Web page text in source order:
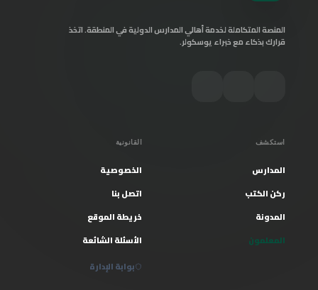
المنصة المتكاملة لخدمة أهالي المدارس الدولية في المنطقة. اتخذ
قرارك بذكاء مع خبراء يوسكولر.
استكشف
المدارس
ركن الكتب
المدونة
المعلمون
القانونية
الخصوصية
اتصل بنا
خريطة الموقع
الأسئلة الشائعة
بوابة الإدارة